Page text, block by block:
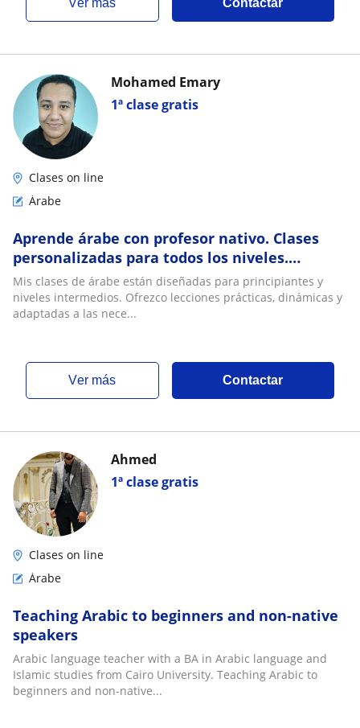
ver más Contactar
1ª clase gratis
Mohamed Emary
Clases on line
Árabe
Aprende árabe con profesor nativo. Clases
personalizadas para todos los niveles.
¡Empieza tu aventura hoy!
Mis clases de árabe están diseñadas para principiantes y
niveles intermedios. Ofrezco lecciones prácticas, dinámicas y
adaptadas a las nece...
ver más Contactar
1ª clase gratis
Ahmed
Clases on line
Árabe
Teaching Arabic to beginners and non-native
speakers
Arabic language teacher with a BA in Arabic language and
Islamic studies from Cairo University. Teaching Arabic to
beginners and non-native...